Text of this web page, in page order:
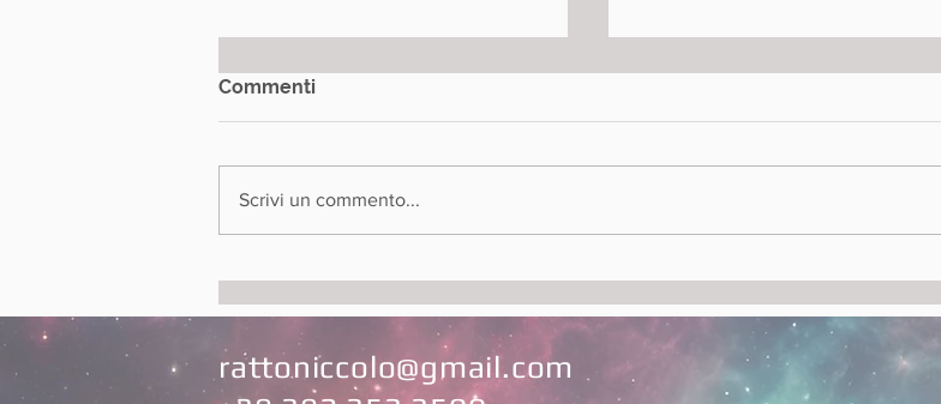
Quando un’ombra diventa
mito: Nosferatu tra cinema,
arte ed esoterismo a
Genova
Il Secolo XIX e Mentelocale
vi invitano alla
presentazione di Nosferatu
- Anatomia di un Mito
Commenti
Scrivi un commento...
rattoniccolo@gmail.com